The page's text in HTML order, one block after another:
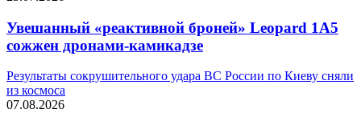
Увешанный «реактивной броней» Leopard 1A5
сожжен дронами-камикадзе
Результаты сокрушительного удара ВС России по Киеву сняли
из космоса
07.08.2026